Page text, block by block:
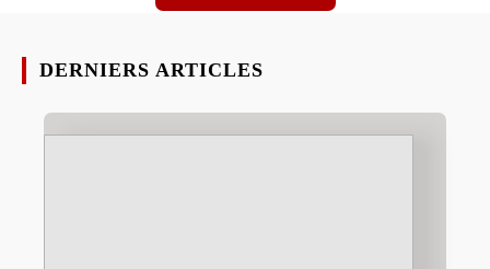
DERNIERS ARTICLES